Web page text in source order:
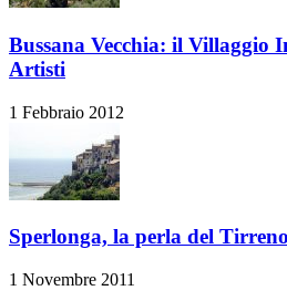
Bussana Vecchia: il Villaggio
Artisti
1 Febbraio 2012
Sperlonga, la perla del Tirreno
1 Novembre 2011